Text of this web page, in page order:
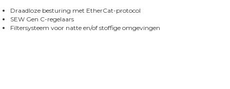
Draadloze besturing met EtherCat-protocol
SEW Gen C-regelaars
Filtersysteem voor natte en/of stoffige omgevingen